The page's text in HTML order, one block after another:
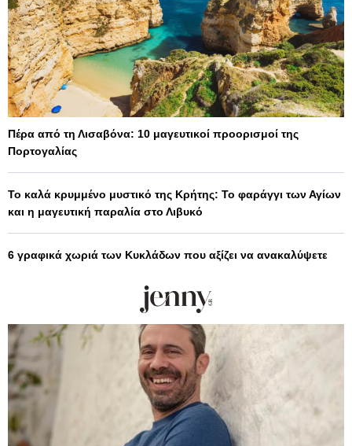
Πέρα από τη Λισαβόνα: 10 μαγευτικοί προορισμοί της
Πορτογαλίας
Το καλά κρυμμένο μυστικό της Κρήτης: Το φαράγγι των Αγίων
και η μαγευτική παραλία στο Λιβυκό
6 γραφικά χωριά των Κυκλάδων που αξίζει να ανακαλύψετε